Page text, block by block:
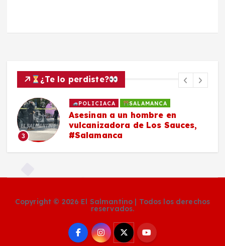
¿Te lo perdiste?
3
POLICIACA SALAMANCA
Asesinan a un hombre en
vulcanizadora de Los Sauces,
#Salamanca
Copyright © 2026 El Salmantino | Todos los derechos
reservados.